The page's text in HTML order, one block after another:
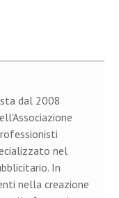
dal 2008
nel
In
nella creazione